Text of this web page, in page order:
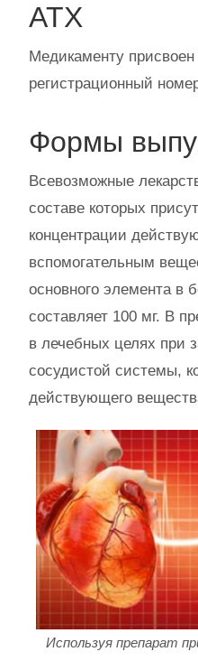
АТХ
Медикаменту
регистрационный
Формы
Всевозможные
составе которых
концентрации
вспомогательным
основного элемента в
составляет 100 мг. В
в лечебных целях при
сосудистой системы,
действующего
Используя препарат